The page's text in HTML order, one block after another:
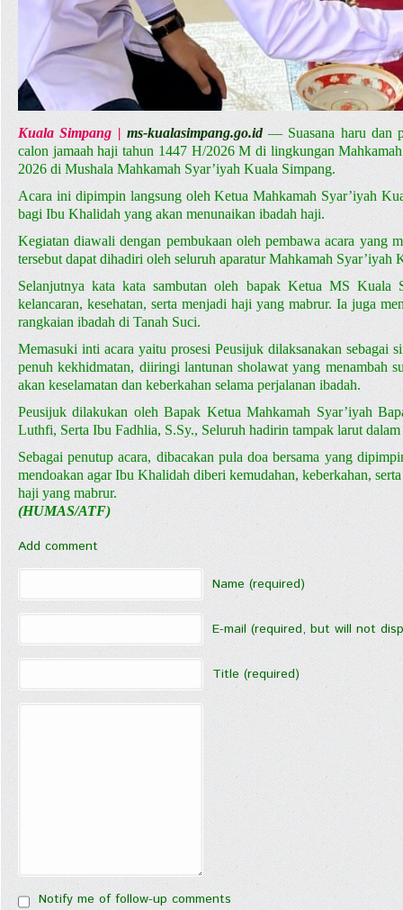
Kuala Simpang | ms-kualasimpang.go.id— Suasana haru dan
calon jamaah haji tahun 1447 H/2026 M di lingkungan
2026 di Mushala Mahkamah Syar’iyah Kuala Simpang.
Acara ini dipimpin langsung oleh Ketua Mahkamah Syar’iyah
bagi Ibu Khalidah yang akan menunaikan ibadah haji.
Kegiatan diawali dengan pembukaan oleh pembawa acara yang
tersebut dapat dihadiri oleh seluruh aparatur Mahkamah Syar’iyah
Selanjutnya kata kata sambutan oleh bapak Ketua MS Kuala
kelancaran, kesehatan, serta menjadi haji yang mabrur. Ia juga
rangkaian ibadah di Tanah Suci.
Memasuki inti acara yaitu prosesi Peusijuk dilaksanakan sebagai
penuh kekhidmatan, diiringi lantunan sholawat yang menambah
akan keselamatan dan keberkahan selama perjalanan ibadah.
Peusijuk dilakukan oleh Bapak Ketua Mahkamah Syar’iyah
Luthfi, Serta Ibu Fadhlia, S.Sy., Seluruh hadirin tampak larut dalam
Sebagai penutup acara, dibacakan pula doa bersama yang
mendoakan agar Ibu Khalidah diberi kemudahan, keberkahan,
haji yang mabrur.
(HUMAS/ATF)
Add comment
Name (required)
E-mail (required, but will not
Title (required)
Notify me of follow-up comments